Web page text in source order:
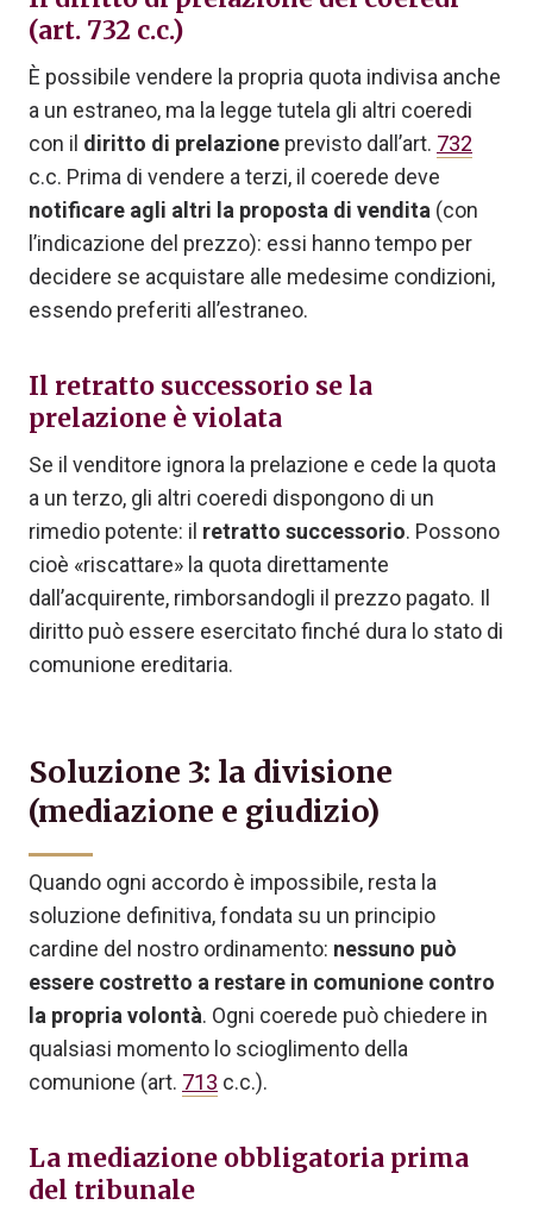
(art. 732 c.c.)
È possibile vendere la propria quota indivisa anche
a un estraneo, ma la legge tutela gli altri coeredi
con il diritto di prelazione previsto dall’art. 732
c.c. Prima di vendere a terzi, il coerede deve
notificare agli altri la proposta di vendita (con
l’indicazione del prezzo): essi hanno tempo per
decidere se acquistare alle medesime condizioni,
essendo preferiti all’estraneo.
Il retratto successorio se la
prelazione è violata
Se il venditore ignora la prelazione e cede la quota
a un terzo, gli altri coeredi dispongono di un
rimedio potente: il retratto successorio. Possono
cioè «riscattare» la quota direttamente
dall’acquirente, rimborsandogli il prezzo pagato. Il
diritto può essere esercitato finché dura lo stato di
comunione ereditaria.
Soluzione 3: la divisione
(mediazione e giudizio)
Quando ogni accordo è impossibile, resta la
soluzione definitiva, fondata su un principio
cardine del nostro ordinamento: nessuno può
essere costretto a restare in comunione contro
la propria volontà. Ogni coerede può chiedere in
qualsiasi momento lo scioglimento della
comunione (art. 713 c.c.).
La mediazione obbligatoria prima
del tribunale